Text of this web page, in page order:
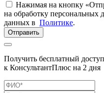
Нажимая на кнопку
на обработку персональных
данных в Политике.
Отправить
Получить бесплатный доступ
к КонсультантПлюс на 2 дня